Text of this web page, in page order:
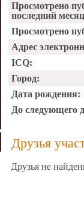
Просмотрено
последний
Просмотрено
Адрес
ICQ:
Город:
Дата рождения:
До следующего
Друзья
Друзья не